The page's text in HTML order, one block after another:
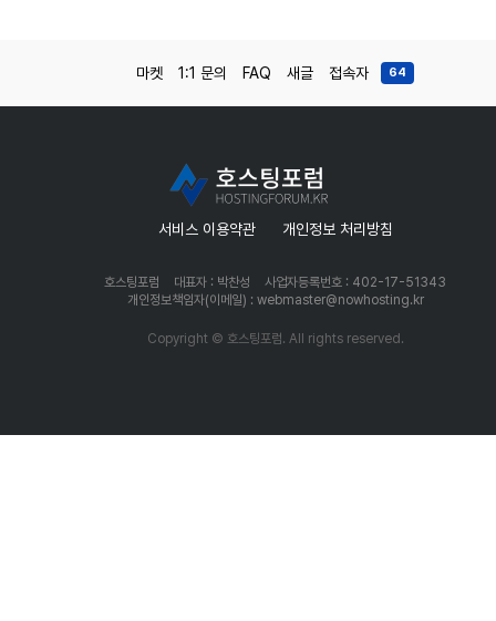
마켓 1:1 문의 FAQ 새글 접속자 64
서비스 이용약관 개인정보 처리방침
호스팅포럼 대표자 : 박찬성
사업자등록번호 : 402-17-51343
개인정보책임자(이메일) : webmaster@nowhosting.kr
Copyright © 호스팅포럼. All rights reserved.